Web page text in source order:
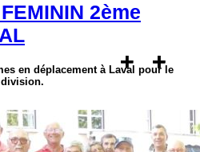
2ème
en déplacement à Laval pour le
division.